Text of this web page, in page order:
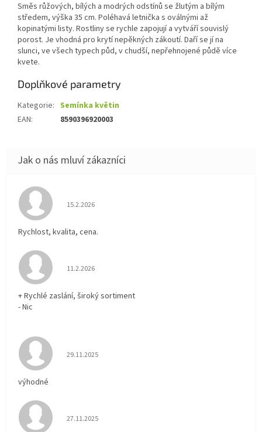
Směs růžových, bílých a modrých odstínů se žlutým a bílým
středem, výška 35 cm. Poléhavá letnička s oválnými až
kopinatými listy. Rostliny se rychle zapojují a vytváří souvislý
porost. Je vhodná pro krytí nepěkných zákoutí. Daří se jí na
slunci, ve všech typech půd, v chudší, nepřehnojené půdě více
kvete.
Doplňkové parametry
Kategorie: Semínka květin
EAN: 8590396920003
Hodnocení obchodu je 5 z 5 hvězdiček.
15.2.2026
Rychlost, kvalita, cena.
Hodnocení obchodu je 5 z 5 hvězdiček.
11.2.2026
+ Rychlé zaslání, široký sortiment
- Nic
Hodnocení obchodu je 5 z 5 hvězdiček.
29.11.2025
výhodné
Hodnocení obchodu je 5 z 5 hvězdiček.
27.11.2025